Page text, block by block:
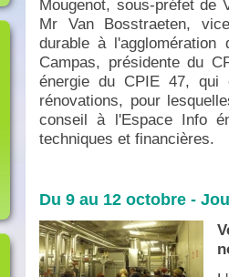
Mougenot, sous-préfet de
Mr Van Bosstraeten,
durable à
Campas, présidente du
énergie du CPIE 47, qui
rénovations, pour
conseil à l'Espace Info
techniques et financières.
Du 9 au 12 octobre -